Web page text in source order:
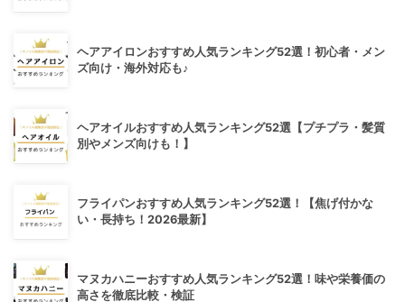
ヘアアイロンおすすめ人気ランキング52選！初心者・メン
ズ向け・海外対応も♪
ヘアオイルおすすめ人気ランキング52選【プチプラ・髪質
別やメンズ向けも！】
フライパンおすすめ人気ランキング52選！【焦げ付かな
い・長持ち！2026最新】
マヌカハニーおすすめ人気ランキング52選！味や栄養価の
高さを徹底比較・検証